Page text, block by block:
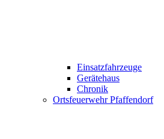
Einsatzfahrzeuge
Gerätehaus
Chronik
Ortsfeuerwehr Pfaffendorf